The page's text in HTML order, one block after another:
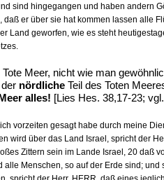
sind hingegangen und haben andern
er über sie hat kommen lassen alle
Land geworfen, wie es steht
Meer, nicht wie man
nördliche Teil des Toten
alles! [Lies Hes. 38,17-23;
vorzeiten gesagt habe durch meine
wird über das Land Israel, spricht der
Zittern sein im Lande Israel, 20 daß
Menschen, so auf der Erde sind;